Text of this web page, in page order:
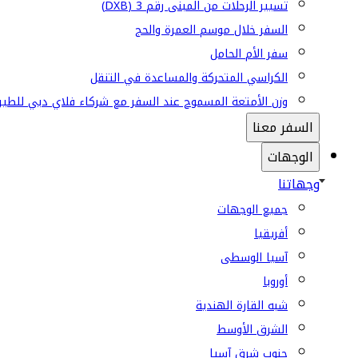
تسيير الرحلات من المبنى رقم 3 (DXB)
السفر خلال موسم العمرة والحج
سفر الأم الحامل
الكراسي المتحركة والمساعدة في التنقل
وزن الأمتعة المسموح عند السفر مع شركاء فلاي دبي
السفر معنا
الوجهات
وجهاتنا
جميع الوجهات
أفريقيا
آسيا الوسطى
أوروبا
شبه القارة الهندية
الشرق الأوسط
جنوب شرق آسيا